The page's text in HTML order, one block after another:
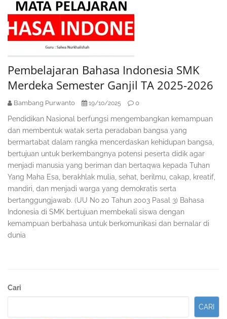
Pembelajaran Bahasa Indonesia SMK
Merdeka Semester Ganjil TA 2025-2026
Bambang Purwanto 19/10/2025 0
Pendidikan Nasional berfungsi mengembangkan kemampuan
dan membentuk watak serta peradaban bangsa yang
bermartabat dalam rangka mencerdaskan kehidupan bangsa,
bertujuan untuk berkembangnya potensi peserta didik agar
menjadi manusia yang beriman dan bertaqwa kepada Tuhan
Yang Maha Esa, berakhlak mulia, sehat, berilmu, cakap, kreatif,
mandiri, dan menjadi warga yang demokratis serta
bertanggungjawab. (UU No 20 Tahun 2003 Pasal 3) Bahasa
Indonesia di SMK bertujuan membekali siswa dengan
kemampuan berbahasa untuk berkomunikasi dan bernalar di
dunia
Sidebar
Cari
CARI